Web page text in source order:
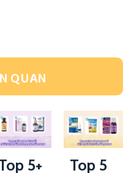
QUAN
5+
Top 5